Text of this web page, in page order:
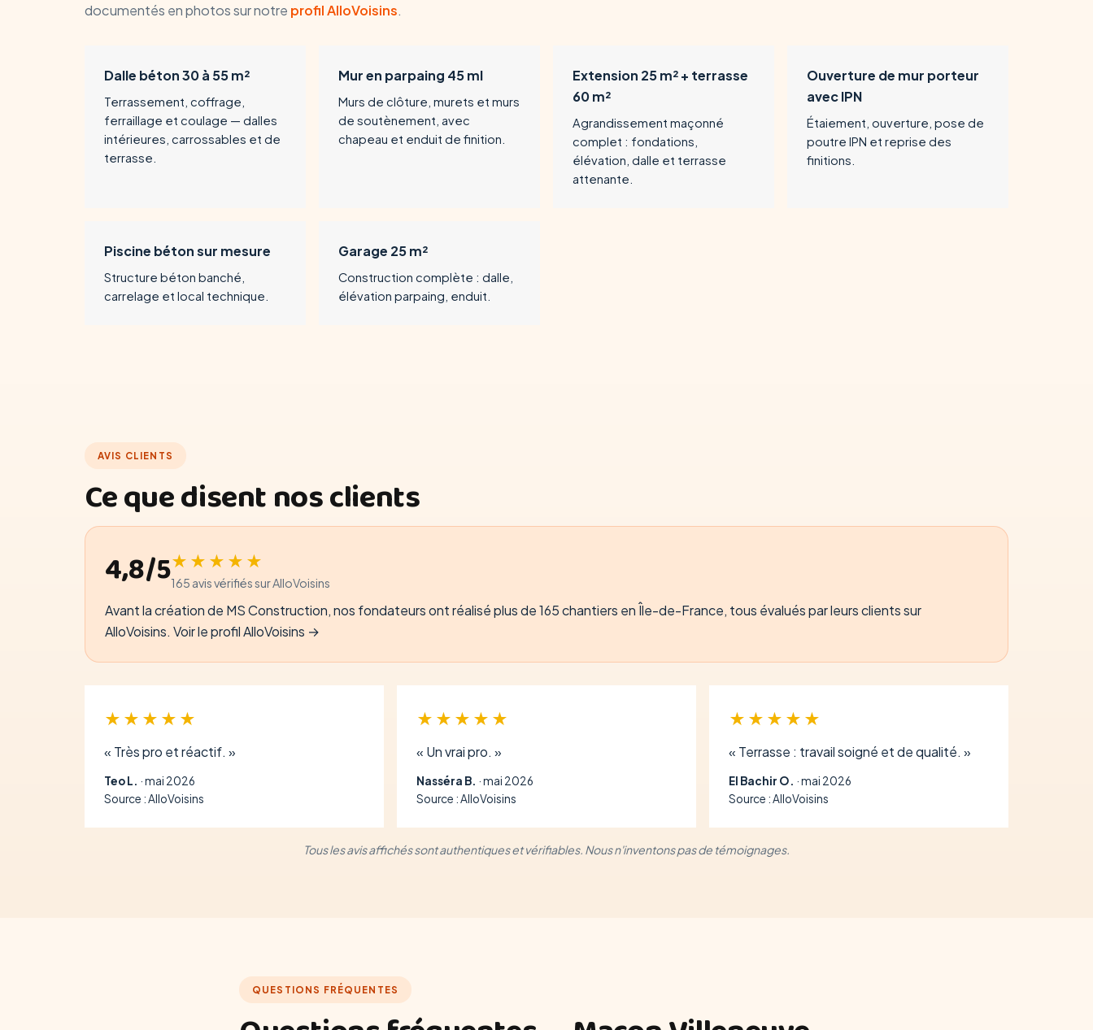
documentés en photos sur notre profil AlloVoisins.
Dalle béton 30 à 55 m²
Terrassement, coffrage,
ferraillage et coulage — dalles
intérieures, carrossables et de
terrasse.
Mur en parpaing 45 ml
Murs de clôture, murets et murs
de soutènement, avec
chapeau et enduit de finition.
Extension 25 m² + terrasse
60 m²
Agrandissement maçonné
complet : fondations,
élévation, dalle et terrasse
attenante.
Ouverture de mur porteur
avec IPN
Étaiement, ouverture, pose de
poutre IPN et reprise des
finitions.
Piscine béton sur mesure
Structure béton banché,
carrelage et local technique.
Garage 25 m²
Construction complète : dalle,
élévation parpaing, enduit.
AVIS CLIENTS
Ce que disent nos clients
4,8/5★★★★★
165 avis vérifiés sur AlloVoisins
Avant la création de MS Construction, nos fondateurs ont réalisé plus de 165 chantiers en Île-de-France, tous évalués par leurs clients sur
AlloVoisins. Voir le profil AlloVoisins →
★★★★★
« Très pro et réactif. »
Teo L. · mai 2026
Source : AlloVoisins
★★★★★
« Un vrai pro. »
Nasséra B. · mai 2026
Source : AlloVoisins
★★★★★
« Terrasse : travail soigné et de qualité. »
El Bachir O. · mai 2026
Source : AlloVoisins
Tous les avis affichés sont authentiques et vérifiables. Nous n'inventons pas de témoignages.
QUESTIONS FRÉQUENTES